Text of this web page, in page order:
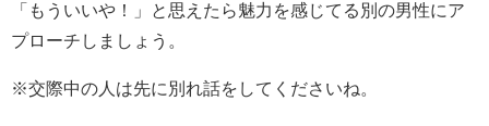
「もういいや！」と思えたら魅力を感じてる別の男性にア
プローチしましょう。
※交際中の人は先に別れ話をしてくださいね。